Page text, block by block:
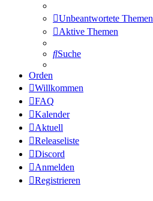
Unbeantwortete Themen
Aktive Themen
Suche
Orden
Willkommen
FAQ
Kalender
Aktuell
Releaseliste
Discord
Anmelden
Registrieren